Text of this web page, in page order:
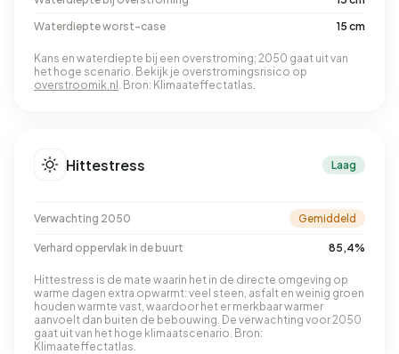
Waterdiepte worst-case
15 cm
Kans en waterdiepte bij een overstroming; 2050 gaat uit van
het hoge scenario. Bekijk je overstromingsrisico op
overstroomik.nl . Bron: Klimaateffectatlas.
Hittestress Laag
Verwachting 2050 Gemiddeld
Verhard oppervlak in de buurt 85,4%
Hittestress is de mate waarin het in de directe omgeving op
warme dagen extra opwarmt: veel steen, asfalt en weinig groen
houden warmte vast, waardoor het er merkbaar warmer
aanvoelt dan buiten de bebouwing. De verwachting voor 2050
gaat uit van het hoge klimaatscenario. Bron:
Klimaateffectatlas.